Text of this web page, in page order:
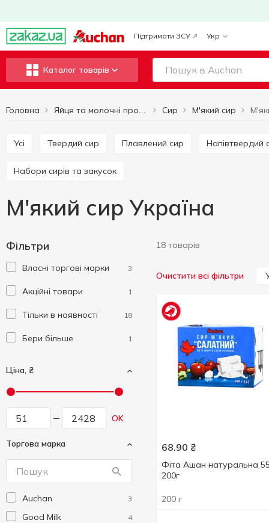
Підтримати ЗСУ Укр
Каталог товарів
Головна Сир М'який сир
Усі Твердий сир Плавлений сир Напівтвердий
Набори сирів та закусок
М'який сир Україна
Фільтри
Власні торгові марки 3
Акційні товари 1
Тільки в наявності 18
Бери більше 1
Ціна, ₴
OK
Торгова марка
Auchan 3
Good Milk 4
18 товарів
Очистити всі фільтри
68.90 ₴
Фіта Ашан натуральна
200г
200 г